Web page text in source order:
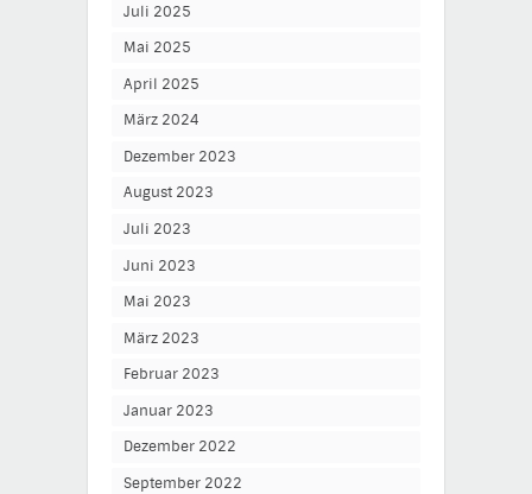
Juli 2025
Mai 2025
April 2025
März 2024
Dezember 2023
August 2023
Juli 2023
Juni 2023
Mai 2023
März 2023
Februar 2023
Januar 2023
Dezember 2022
September 2022